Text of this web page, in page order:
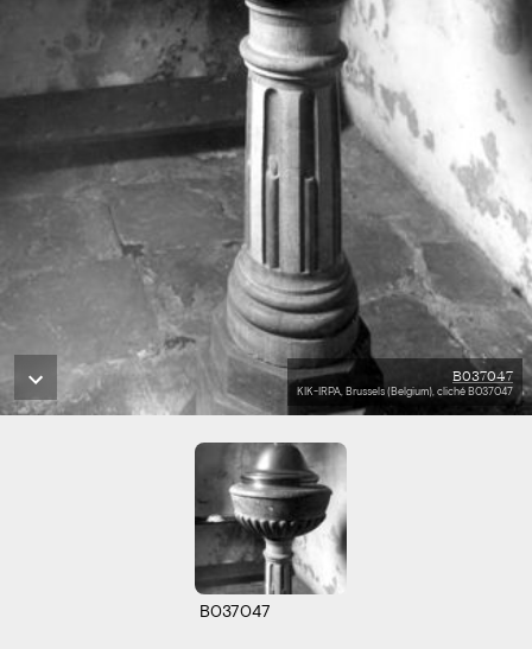
B037047
KIK-IRPA, Brussels (Belgium), cliché B037047
B037047